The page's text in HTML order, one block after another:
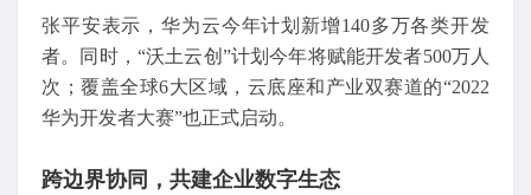
张平安表示，华为云今年计划新增140多万各类开发
者。同时，“沃土云创”计划今年将赋能开发者500万人
次；覆盖全球6大区域，云底座和产业双赛道的“2022
华为开发者大赛”也正式启动。
跨边界协同，共建企业数字生态